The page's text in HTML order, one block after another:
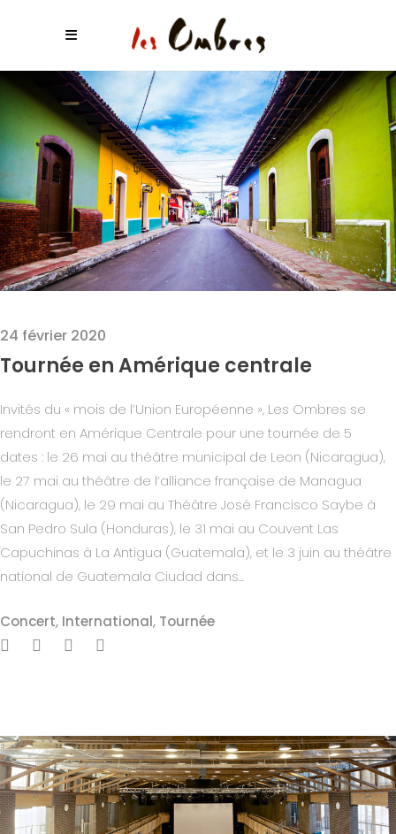
24 février 2020
Tournée en Amérique centrale
Invités du « mois de l’Union Européenne », Les Ombres se
rendront en Amérique Centrale pour une tournée de 5
dates : le 26 mai au théâtre municipal de Leon (Nicaragua),
le 27 mai au théâtre de l’alliance française de Managua
(Nicaragua), le 29 mai au Théâtre José Francisco Saybe à
San Pedro Sula (Honduras), le 31 mai au Couvent Las
Capuchinas à La Antigua (Guatemala), et le 3 juin au théâtre
national de Guatemala Ciudad dans...
Concert, International, Tournée